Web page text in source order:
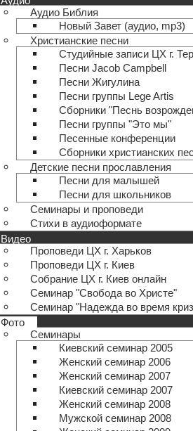
Аудио Библия
Новый Завет (аудио, mp3)
Христианские песни
Студийные записи ЦХ г.
Песни Jacob Campbell
Песни Жигулина
Песни группы Lege Artis
Сборники "Песнь
Песни группы "Это мы"
Песенные конференции
Сборники христианских
Детские песни прославления
Песни для малышей
Песни для школьников
Семинары и проповеди
Стихи в аудиоформате
Видео
Проповеди ЦХ г. Харьков
Проповеди ЦХ г. Киев
Собрание ЦХ г. Киев онлайн
Семинар "Свобода во Христе"
Семинар "Надежда во время
Фото
Семинары
Киевский семинар 2005
Женский семинар 2006
Женский семинар 2007
Киевский семинар 2007
Женский семинар 2008
Мужской семинар 2008